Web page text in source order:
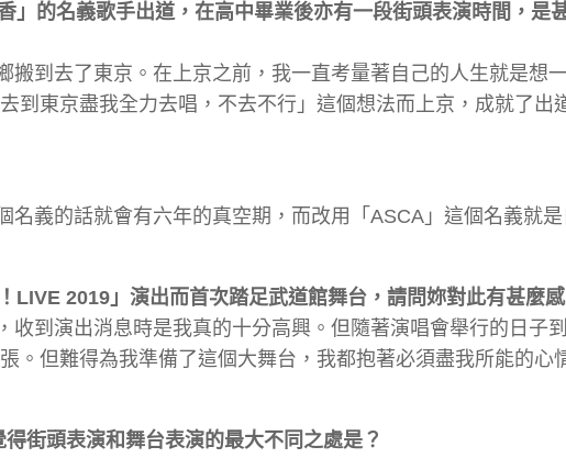
」的名義歌手出道，在高中畢業後亦有一段街頭表演時間，是
搬到去了東京。在上京之前，我一直考量著自己的人生就是想
到東京盡我全力去唱，不去不行」這個想法而上京，成就了出
名義的話就會有六年的真空期，而改用「ASCA」這個名義就
LIVE 2019」演出而首次踏足武道館舞台，請問妳對此有甚麼感
收到演出消息時是我真的十分高興。但隨著演唱會舉行的日子
。但難得為我準備了這個大舞台，我都抱著必須盡我所能的心
街頭表演和舞台表演的最大不同之處是？